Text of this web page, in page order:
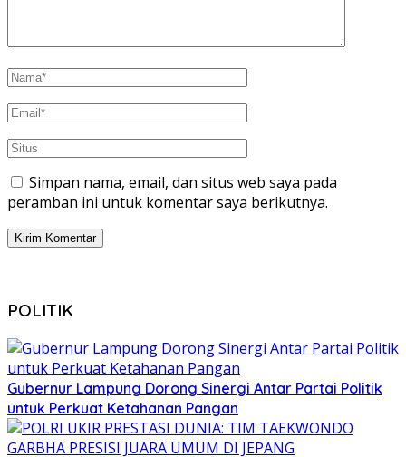
Simpan nama, email, dan situs web saya pada
peramban ini untuk komentar saya berikutnya.
POLITIK
Gubernur Lampung Dorong Sinergi Antar Partai Politik
untuk Perkuat Ketahanan Pangan